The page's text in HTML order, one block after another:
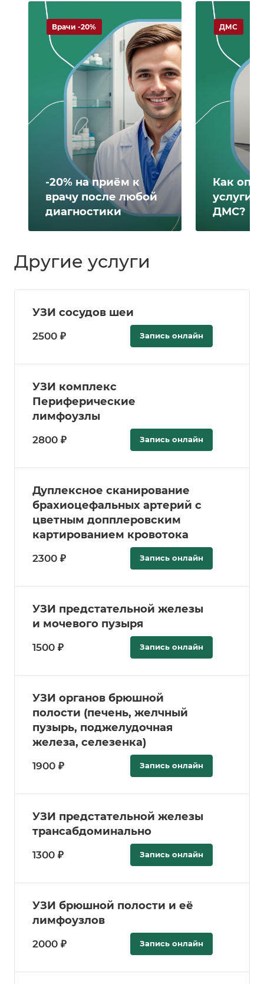
-20% на приём к
врачу после любой
диагностики
Врачи -20%
Как
услуги
ДМС?
ДМС
Другие услуги
УЗИ сосудов шеи
2500 ₽ Запись онлайн
УЗИ комплекс
Периферические
лимфоузлы
2800 ₽ Запись онлайн
Дуплексное сканирование
брахиоцефальных артерий с
цветным допплеровским
картированием кровотока
2300 ₽ Запись онлайн
УЗИ предстательной железы
и мочевого пузыря
1500 ₽ Запись онлайн
УЗИ органов брюшной
полости (печень, желчный
пузырь, поджелудочная
железа, селезенка)
1900 ₽ Запись онлайн
УЗИ предстательной железы
трансабдоминально
1300 ₽ Запись онлайн
УЗИ брюшной полости и её
лимфоузлов
2000 ₽ Запись онлайн